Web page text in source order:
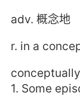
adv. 概念地
r. in a
conceptually
1. Some